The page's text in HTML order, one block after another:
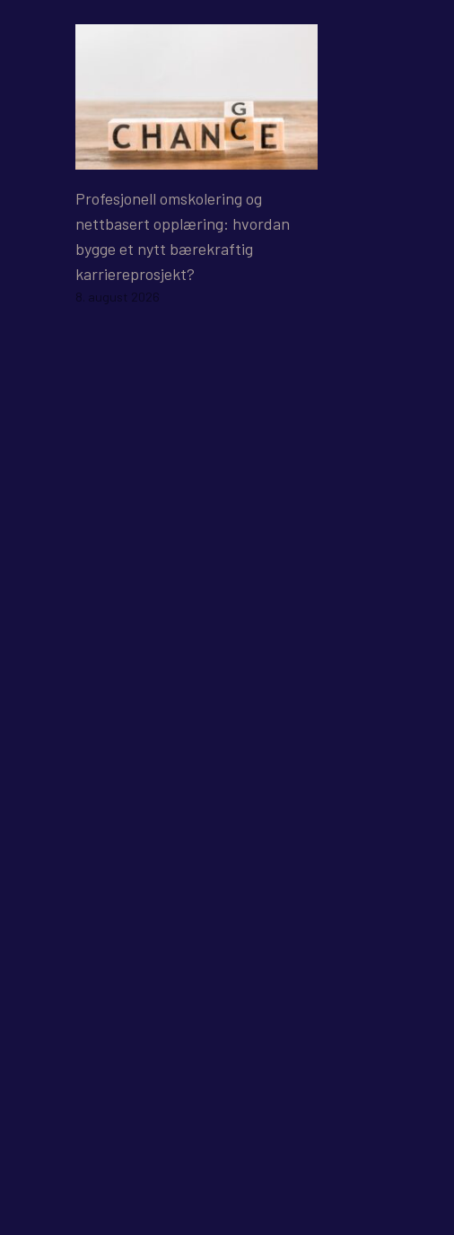
Profesjonell omskolering og
nettbasert opplæring: hvordan
bygge et nytt bærekraftig
karriereprosjekt?
8. august 2026